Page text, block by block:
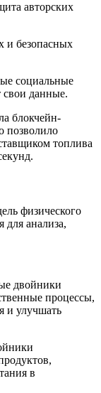
авторских
и безопасных
социальные
свои данные.
блокчейн-
позволило
топлива
физического
для анализа,
двойники
процессы,
и улучшать
в